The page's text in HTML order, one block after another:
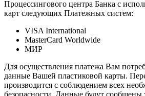
Процессингового центра Банка с
карт следующих Платежных систем:
VISA International
MasterCard Worldwide
МИР
Для осуществления платежа Вам
данные Вашей пластиковой карты.
производится с соблюдением всех
безопасности. Данные будут сообщены